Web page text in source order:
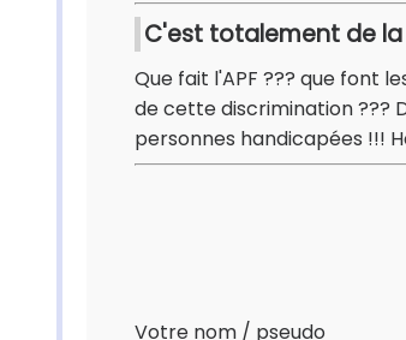
C'est totalement de
Que fait l'APF ??? que font
de cette discrimination ???
personnes handicapées !!!
Votre nom / pseudo